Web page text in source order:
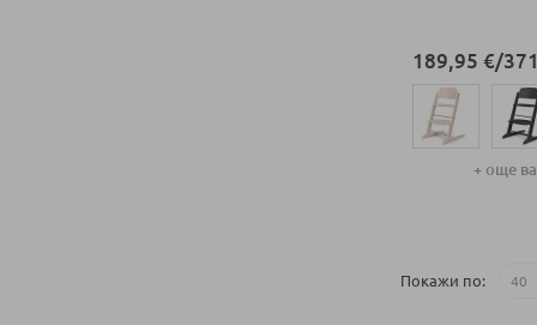
189,95 €/
+ още
Покажи по